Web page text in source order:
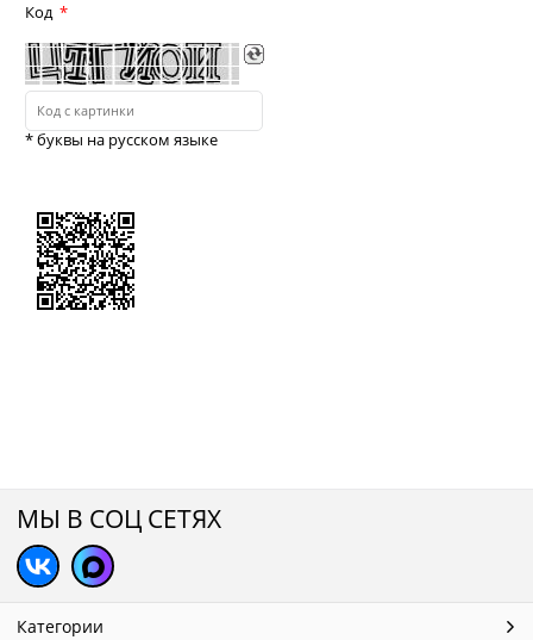
Код
* буквы на русском языке
МЫ В СОЦ СЕТЯХ
Категории